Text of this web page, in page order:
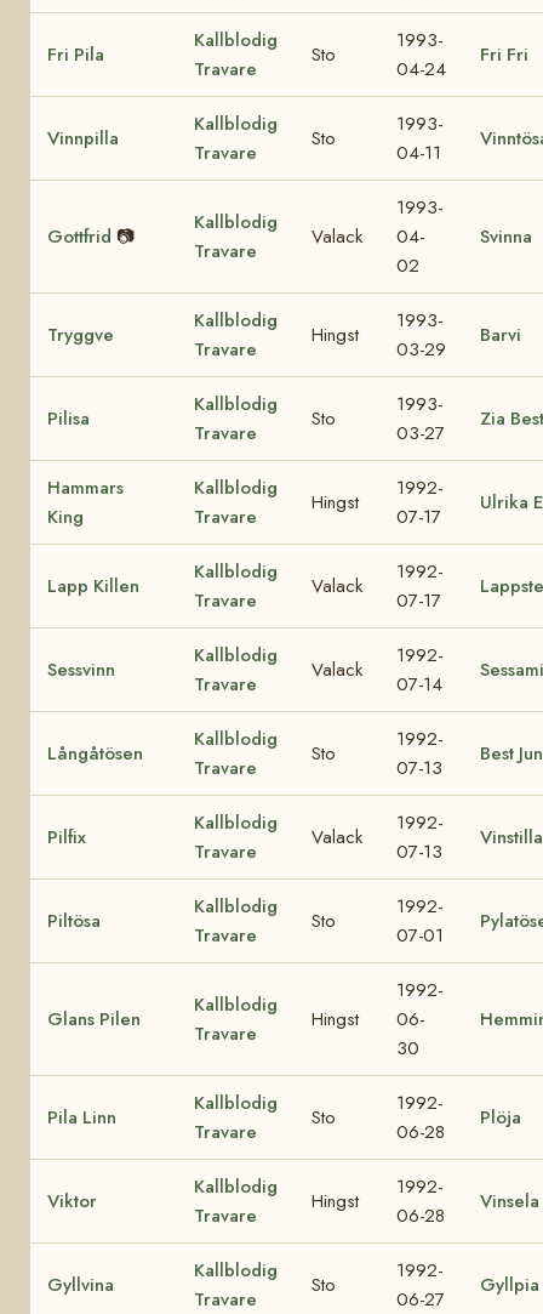
Fri Pila
Kallblodig
Travare
Sto
1993-
04-24
Fri Fri
Vinnpilla
Kallblodig
Travare
Sto
1993-
04-11
Gottfrid 📷
Kallblodig
Travare
Valack
1993-
04-
02
Svinna
Tryggve
Kallblodig
Travare
Hingst
1993-
03-29
Barvi
Pilisa
Kallblodig
Travare
Sto
1993-
03-27
Zia Best
Hammars
King
Kallblodig
Travare
Hingst
1992-
07-17
Ulrika
Lapp Killen
Kallblodig
Travare
Valack
1992-
07-17
Sessvinn
Kallblodig
Travare
Valack
1992-
07-14
Sessami
Långåtösen
Kallblodig
Travare
Sto
1992-
07-13
Best
Pilfix
Kallblodig
Travare
Valack
1992-
07-13
Vinstilla
Piltösa
Kallblodig
Travare
Sto
1992-
07-01
Glans Pilen
Kallblodig
Travare
Hingst
1992-
06-
30
Pila Linn
Kallblodig
Travare
Sto
1992-
06-28
Plöja
Viktor
Kallblodig
Travare
Hingst
1992-
06-28
Vinsela
Gyllvina
Kallblodig
Travare
Sto
1992-
06-27
Gyllpia